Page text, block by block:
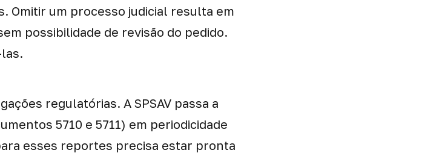
Omitir um processo judicial resulta em
possibilidade de revisão do pedido.
regulatórias. A SPSAV passa a
5710 e 5711) em periodicidade
esses reportes precisa estar pronta